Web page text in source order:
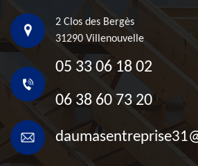
2 Clos des Bergès
31290 Villenouvelle
05 33 06 18 02
06 38 60 73 20